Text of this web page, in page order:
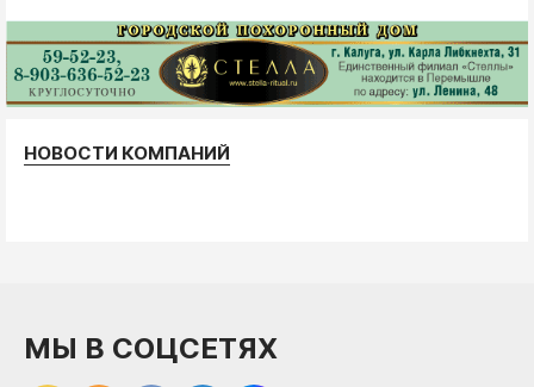
НОВОСТИ КОМПАНИЙ
МЫ В СОЦСЕТЯХ